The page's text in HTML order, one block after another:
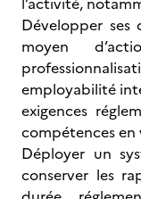
Développer ses
moyen
employabilité
exigences
compétences en
Déployer un
conserver les